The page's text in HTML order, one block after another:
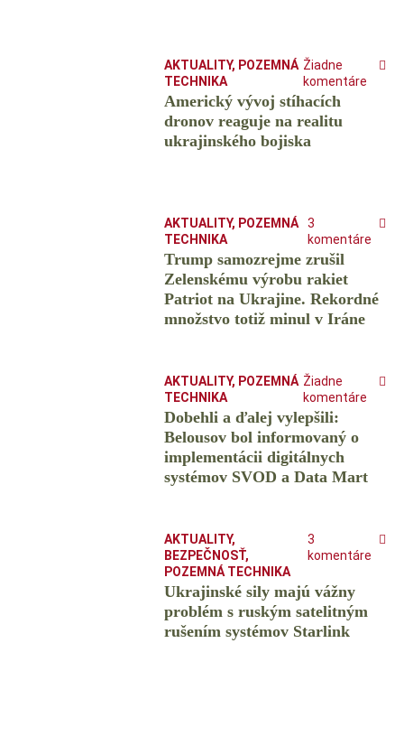
AKTUALITY, POZEMNÁ
TECHNIKA
Žiadne
komentáre
Americký vývoj stíhacích
dronov reaguje na realitu
ukrajinského bojiska
AKTUALITY, POZEMNÁ
TECHNIKA
3
komentáre
Trump samozrejme zrušil
Zelenskému výrobu rakiet
Patriot na Ukrajine. Rekordné
množstvo totiž minul v Iráne
AKTUALITY, POZEMNÁ
TECHNIKA
Žiadne
komentáre
Dobehli a ďalej vylepšili:
Belousov bol informovaný o
implementácii digitálnych
systémov SVOD a Data Mart
AKTUALITY,
BEZPEČNOSŤ,
POZEMNÁ TECHNIKA
3
komentáre
Ukrajinské sily majú vážny
problém s ruským satelitným
rušením systémov Starlink